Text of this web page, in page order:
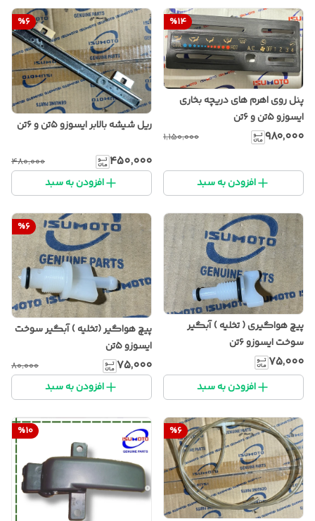
%14
پنل روی اهرم های دریچه بخاری
ایسوزو ۵تن و ۶تن
۹۸۰٬۰۰۰ ۱٬۱۵۰٬۰۰۰
افزودن به سبد
%6
ریل شیشه بالابر ایسوزو ۵تن و ۶تن
۴۵۰٬۰۰۰ ۴۸۰٬۰۰۰
افزودن به سبد
پیچ هواگیری ( تخلیه ) آبگیر
سوخت ایسوزو ۶تن
۷۵٬۰۰۰
افزودن به سبد
%6
پیچ هواگیر (تخلیه ) آبگیر سوخت
ایسوزو ۵تن
۷۵٬۰۰۰ ۸۰٬۰۰۰
افزودن به سبد
%6
%10